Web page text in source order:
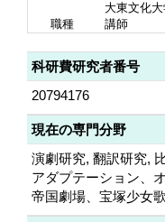
大東文化
職種
講師
科研費研究者番号
20794176
現在の専門分野
演劇研究, 翻訳研究,
アダプテーション、
帝国劇場、宝塚少女